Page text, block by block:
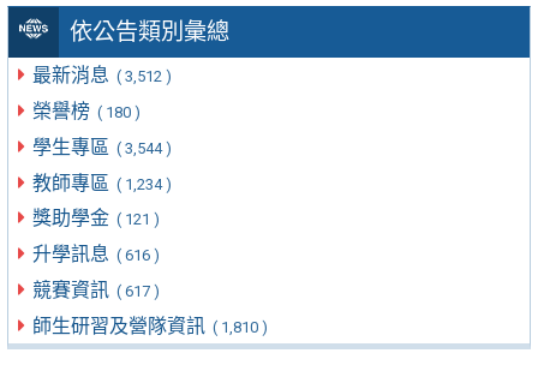
依公告類別彙總
最新消息 ( 3,512 )
榮譽榜 ( 180 )
學生專區 ( 3,544 )
教師專區 ( 1,234 )
獎助學金 ( 121 )
升學訊息 ( 616 )
競賽資訊 ( 617 )
師生研習及營隊資訊 ( 1,810 )